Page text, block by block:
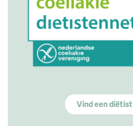
Vind een diëtist